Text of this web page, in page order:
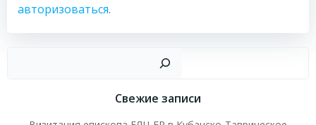
авторизоваться.
Свежие записи